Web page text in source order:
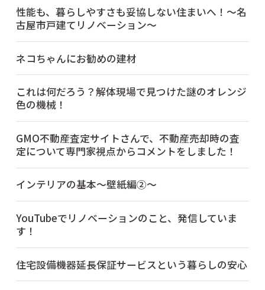
性能も、暮らしやすさも妥協しない住まいへ！～名
古屋市戸建てリノベーション～
ネコちゃんにお勧めの建材
これは何だろう？解体現場で見つけた謎のオレンジ
色の機械！
GMO不動産査定サイトさんで、不動産売却時の査
定について専門家視点からコメントをしました！
インテリアの基本～壁紙編②～
YouTubeでリノベーションのこと、発信していま
す！
住宅設備機器延長保証サービスという暮らしの安心